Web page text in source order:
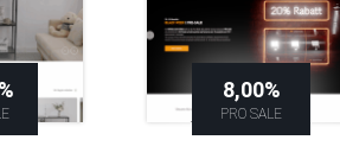
8,00%
PRO SALE